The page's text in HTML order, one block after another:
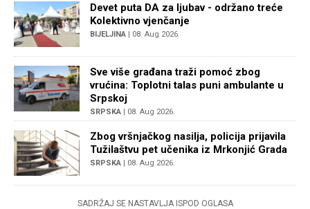
Devet puta DA za ljubav - održano treće
Kolektivno vjenčanje
BIJELJINA | 08. Aug 2026.
Sve više građana traži pomoć zbog
vrućina: Toplotni talas puni ambulante u
Srpskoj
SRPSKA | 08. Aug 2026.
Zbog vršnjačkog nasilja, policija prijavila
Tužilaštvu pet učenika iz Mrkonjić Grada
SRPSKA | 08. Aug 2026.
SADRŽAJ SE NASTAVLJA ISPOD OGLASA